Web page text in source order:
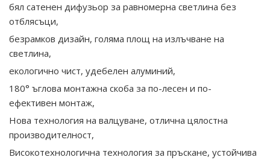
бял сатенен дифузьор за равномерна светлина без
отблясъци,
безрамков дизайн, голяма площ на излъчване на
светлина,
екологично чист, удебелен алуминий,
180° ъглова монтажна скоба за по-лесен и по-
ефективен монтаж,
Нова технология на валцуване, отлична цялостна
производителност,
Високотехнологична технология за пръскане, устойчива